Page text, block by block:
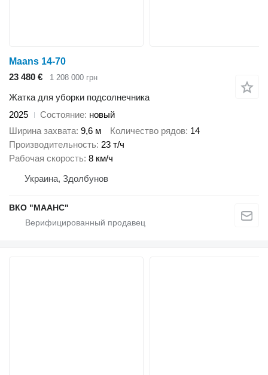
Maans 14-70
23 480 €
1 208 000 грн
Жатка для уборки подсолнечника
2025
Состояние новый
Ширина захвата 9,6 м Количество рядов 14
Производительность 23 т/ч
Рабочая скорость 8 км/ч
Украина, Здолбунов
ВКО "МААНС"